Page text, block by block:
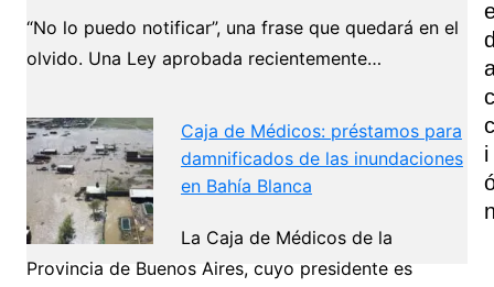
“No lo puedo notificar”, una frase que quedará en el
olvido. Una Ley aprobada recientemente…
Caja de Médicos: préstamos para
damnificados de las inundaciones
en Bahía Blanca
La Caja de Médicos de la
Provincia de Buenos Aires, cuyo presidente es
I